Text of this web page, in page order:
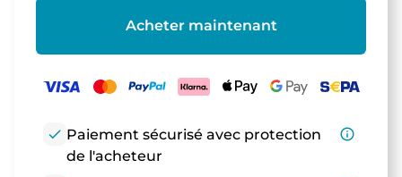
Acheter maintenant
check Paiement sécurisé avec protection
de l'acheteur
info_outline